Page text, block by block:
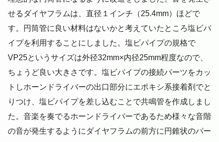
せるダイヤフラムは、直径１インチ（25.4mm）ほどで
す。円筒管に良い材料はないかと考えていたところ塩ビパ
イプを利用することにしました。塩ビパイプの規格で
VP25というサイズは外径32mm×内径25mm程度なので、
ちょうど良い大きさです。塩ビパイプの接続パーツをカッ
トしホーンドライバーの出口部分にエポキシ系接着剤でと
りつけ、塩ビパイプを差し込むことで共鳴管を作成しまし
た。音楽を奏でるホーンドライバーであるため様々な音階
の音が発生するようにダイヤフラムの前方に円錐状のパー